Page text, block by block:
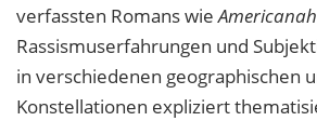
verfassten Romans wieAmericanah
Rassismuserfahrungen und
in verschiedenen geographischen
Konstellationen expliziert